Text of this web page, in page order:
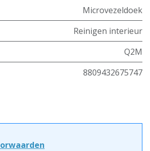
Microvezeldoek
Reinigen interieur
Q2M
8809432675747